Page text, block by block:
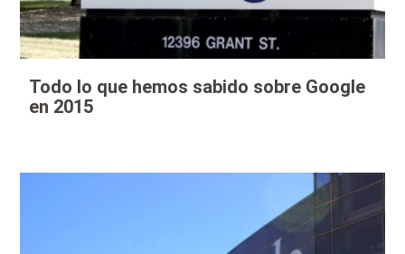
Todo lo que hemos sabido sobre Google
en 2015